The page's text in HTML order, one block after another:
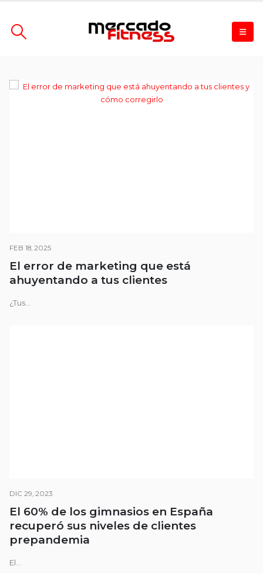
FEB 18, 2025
El error de marketing que está
ahuyentando a tus clientes
¿Tus...
DIC 29, 2023
El 60% de los gimnasios en España
recuperó sus niveles de clientes
prepandemia
El...